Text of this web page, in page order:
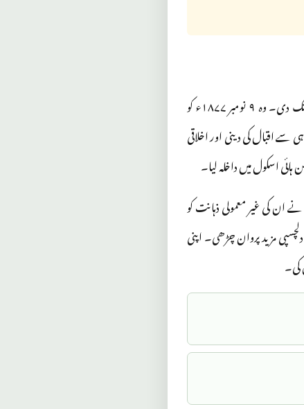
علامہ محمد اقبال ایک ایسی شخصیت تھے جنہوں نے اپنی فکر اور شاعری سے برصغیر کے مسلمانوں میں نئی روح پھونک دی۔ وہ ۹ نومبر ۱۸۷۷ء کو
اقبال کی دینی اور اخلاقی
اسکول میں داخلہ لیا۔
کی غیر معمولی ذہانت کو
مزید پروان چڑھی۔ اپنی